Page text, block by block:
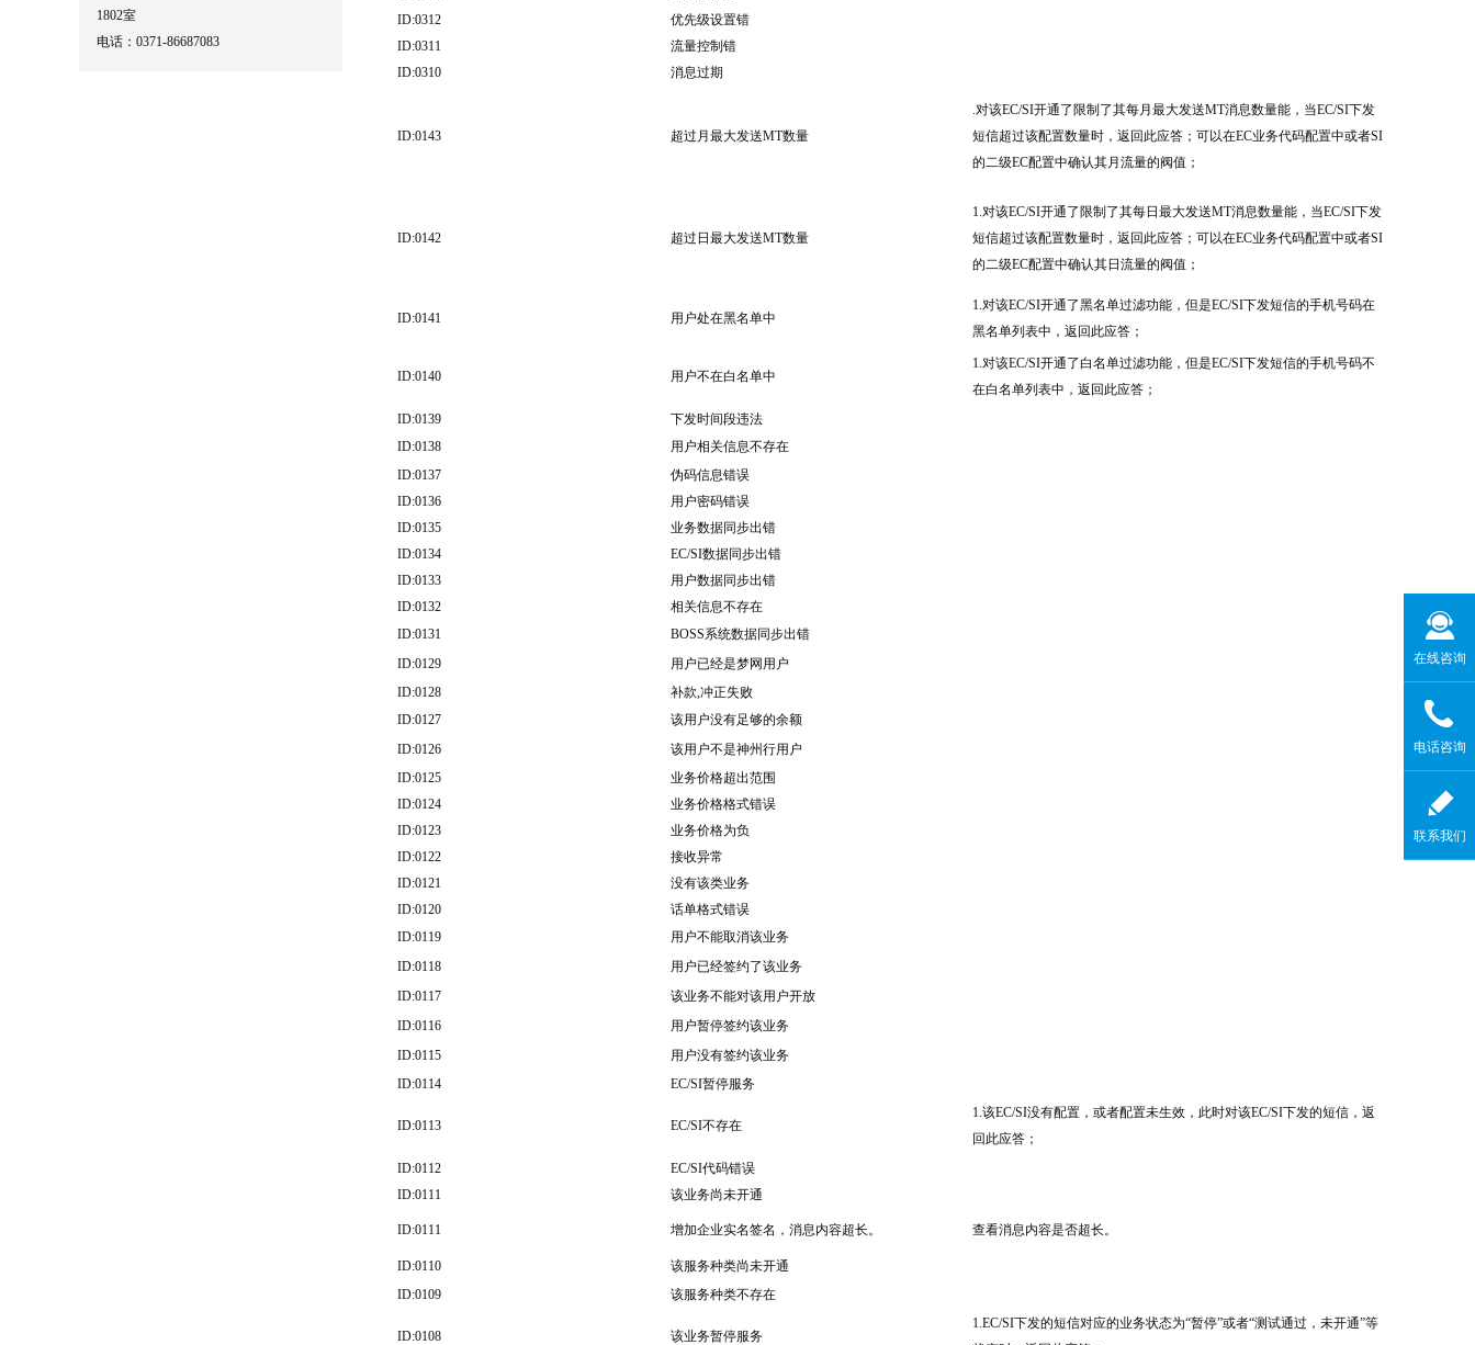
1802室
电话：0371-86687083
ID:0312
优先级设置错
ID:0311
流量控制错
ID:0310
消息过期
ID:0143 超过月最大发送MT数量
.对该EC/SI开通了限制了其每月最大发送MT消息数量能，当EC/SI下发
短信超过该配置数量时，返回此应答；可以在EC业务代码配置中或者SI
的二级EC配置中确认其月流量的阀值；
ID:0142 超过日最大发送MT数量
1.对该EC/SI开通了限制了其每日最大发送MT消息数量能，当EC/SI下发
短信超过该配置数量时，返回此应答；可以在EC业务代码配置中或者SI
的二级EC配置中确认其日流量的阀值；
ID:0141 用户处在黑名单中
1.对该EC/SI开通了黑名单过滤功能，但是EC/SI下发短信的手机号码在
黑名单列表中，返回此应答；
ID:0140 用户不在白名单中
1.对该EC/SI开通了白名单过滤功能，但是EC/SI下发短信的手机号码不
在白名单列表中，返回此应答；
ID:0139
下发时间段违法
ID:0138
用户相关信息不存在
ID:0137
伪码信息错误
ID:0136
用户密码错误
ID:0135
业务数据同步出错
ID:0134
EC/SI数据同步出错
ID:0133
用户数据同步出错
ID:0132
相关信息不存在
ID:0131
BOSS系统数据同步出错
ID:0129
用户已经是梦网用户
ID:0128
补款,冲正失败
ID:0127
该用户没有足够的余额
ID:0126
该用户不是神州行用户
ID:0125
业务价格超出范围
ID:0124
业务价格格式错误
ID:0123
业务价格为负
ID:0122
接收异常
ID:0121
没有该类业务
ID:0120
话单格式错误
ID:0119
用户不能取消该业务
ID:0118
用户已经签约了该业务
ID:0117
该业务不能对该用户开放
ID:0116
用户暂停签约该业务
ID:0115
用户没有签约该业务
ID:0114
EC/SI暂停服务
ID:0113 EC/SI不存在
1.该EC/SI没有配置，或者配置未生效，此时对该EC/SI下发的短信，返
回此应答；
ID:0112
EC/SI代码错误
ID:0111
该业务尚未开通
ID:0111 增加企业实名签名，消息内容超长。 查看消息内容是否超长。
ID:0110
该服务种类尚未开通
ID:0109
该服务种类不存在
ID:0108 该业务暂停服务
1.EC/SI下发的短信对应的业务状态为“暂停”或者“测试通过，未开通”等
在线咨询
电话咨询
联系我们